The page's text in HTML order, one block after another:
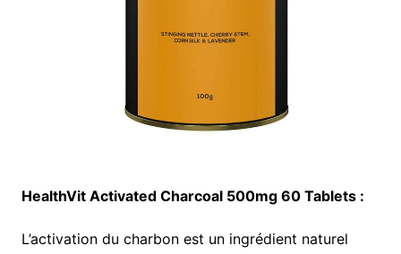
HealthVit Activated Charcoal 500mg 60 Tablets :
L’activation du charbon est un ingrédient naturel